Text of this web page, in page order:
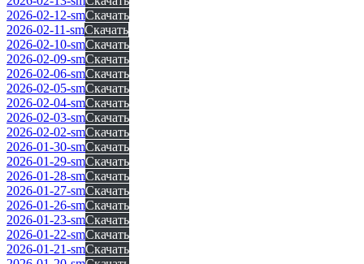
2026-02-12-smСкачать
2026-02-11-smСкачать
2026-02-10-smСкачать
2026-02-09-smСкачать
2026-02-06-smСкачать
2026-02-05-smСкачать
2026-02-04-smСкачать
2026-02-03-smСкачать
2026-02-02-smСкачать
2026-01-30-smСкачать
2026-01-29-smСкачать
2026-01-28-smСкачать
2026-01-27-smСкачать
2026-01-26-smСкачать
2026-01-23-smСкачать
2026-01-22-smСкачать
2026-01-21-smСкачать